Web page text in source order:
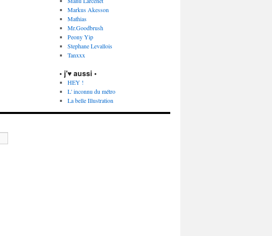
Markus Akesson
Mathias
Mr.Goodbrush
Peony Yip
Stephane Levallois
Tanxxx
• j'♥ aussi •
HEY !
L' inconnu du métro
La belle Illustration